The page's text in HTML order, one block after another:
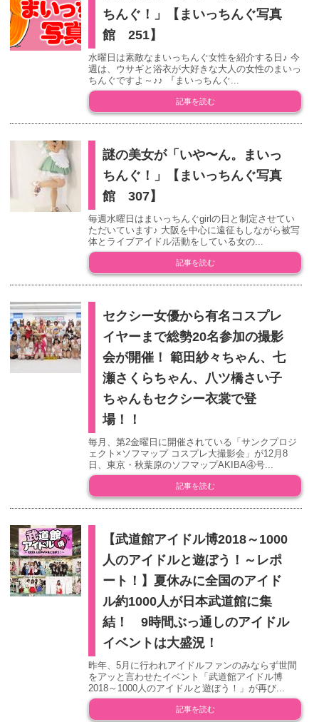
ちんぐ！」【まいっちんぐ写真
館 251】
水曜日は素敵なまいっちんぐ女性を紹介する日♪ 今
週は、ウサギと浴衣が大好きな大人の女性のまいっ
ちんぐですよ～♪♪ 『まいっちんぐ...
記事を読む
謎の美女が「いや〜ん。まいっ
ちんぐ！」【まいっちんぐ写真
館 307】
毎週水曜日はまいっちんぐgirlの日と制定させてい
ただいています♪ 大阪を中心に遠征もしながら被写
体とライブアイドル活動をしている女の...
記事を読む
セクシー女優から有名コスプレ
イヤーまで総勢20名参加の撮影
会が開催！ 範田紗々ちゃん、七
瀬さくらちゃん、八ツ橋さい子
ちゃんもセクシー衣裳で登
場！！
毎月、第2金曜日に開催されている「サンクプロジ
ェクト×ソフマップ コスプレ大撮影会」が12月8
日、東京・秋葉原のソフマップAKIBA④号...
記事を読む
【武道館アイドル博2018～1000
人のアイドルと遊ぼう！～レポ
ート！】夏休みに全国のアイド
ル約1000人が日本武道館に集
結！ 9時間ぶっ通しのアイドル
イベントは大盛況！
昨年、5月に行われアイドルファンのみならず世間
をアッと言わせたイベント「武道館アイドル博
2018～1000人のアイドルと遊ぼう！」が再び...
記事を読む